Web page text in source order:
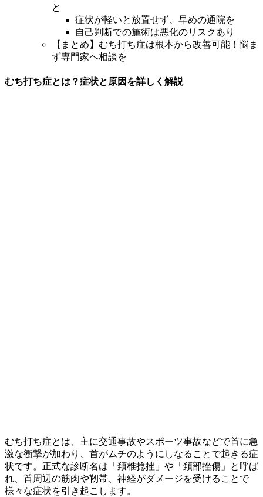
偏頭痛（片頭痛）
症状別メニュー【スポーツ障害】
スポーツ障害
最新情報
患者様のお声
と
症状が軽いと放置せず、早めの通院を
自己判断での施術は悪化のリスクあり
【まとめ】むち打ち症は根本から改善可能！悩ま
ず専門家へ相談を
むち打ち症とは？症状と原因を詳しく解説
むち打ち症とは、主に交通事故やスポーツ事故などで首に急
激な衝撃が加わり、首がムチのようにしなることで起きる症
状です。正式な診断名は「頚椎捻挫」や「頚部挫傷」と呼ば
れ、首周辺の筋肉や靭帯、神経がダメージを受けることで
様々な症状を引き起こします。